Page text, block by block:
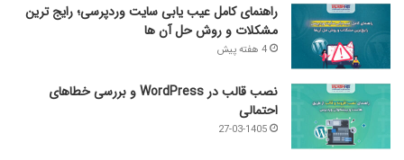
راهنمای کامل عیب‌ یابی سایت وردپرسی؛ رایج‌ ترین
مشکلات و روش حل آن‌ ها
4 هفته پیش
نصب قالب در WordPress و بررسی خطاهای
احتمالی
27-03-1405